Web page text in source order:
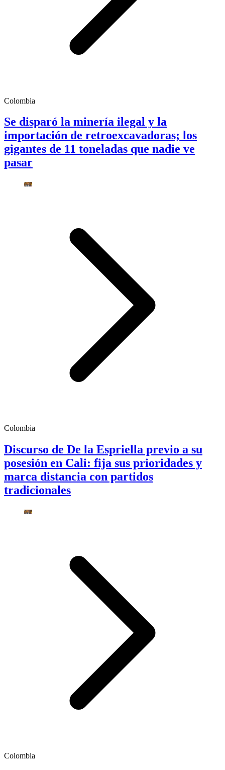
Colombia
Se disparó la minería ilegal y la
importación de retroexcavadoras; los
gigantes de 11 toneladas que nadie ve
pasar
Colombia
Discurso de De la Espriella previo a su
posesión en Cali: fija sus prioridades y
marca distancia con partidos
tradicionales
Colombia